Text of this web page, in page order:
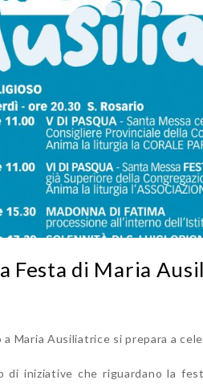
Festa di Maria
Maria Ausiliatrice si prepara a
di iniziative che riguardano la